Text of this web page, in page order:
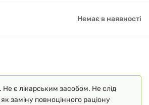
Немає в наявності
Не є лікарським засобом. Не слід
заміну повноцінного раціону